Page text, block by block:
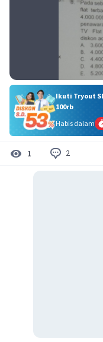
Ikuti Tryout
100rb
Habis dalam
1 2